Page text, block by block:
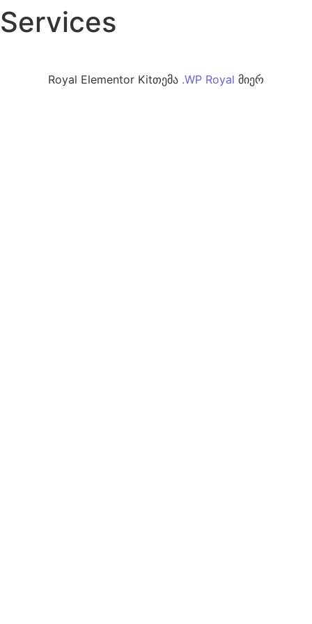
Services
Royal Elementor Kitთემა .WP Royal მიერ